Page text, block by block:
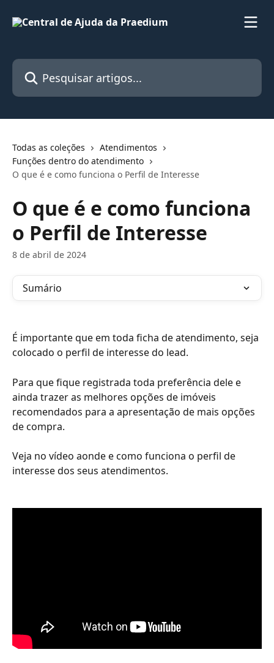
Pesquisar artigos...
Todas as coleções
Atendimentos
Funções dentro do atendimento
O que é e como funciona o Perfil de Interesse
O que é e como funciona
o Perfil de Interesse
8 de abril de 2024
Sumário
É importante que em toda ficha de atendimento, seja
colocado o perfil de interesse do lead.
Para que fique registrada toda preferência dele e
ainda trazer as melhores opções de imóveis
recomendados para a apresentação de mais opções
de compra.
Veja no vídeo aonde e como funciona o perfil de
interesse dos seus atendimentos.